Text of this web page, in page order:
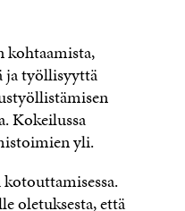
kohtaamista,
ja työllisyyttä
Kokeilussa
yli.
oletuksesta, että